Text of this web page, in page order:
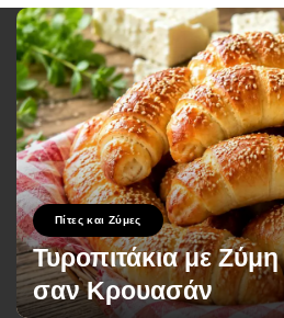
Πίτες και Ζύμες
Τυροπιτάκια με Ζύμη
σαν Κρουασάν